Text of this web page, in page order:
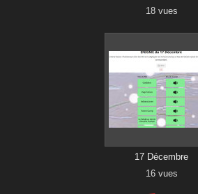
18 vues
17 Décembre
16 vues